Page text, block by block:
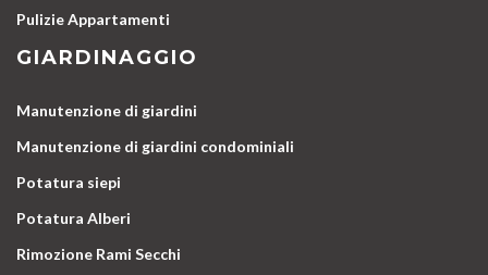
Pulizie Appartamenti
GIARDINAGGIO
Manutenzione di giardini
Manutenzione di giardini condominiali
Potatura siepi
Potatura Alberi
Rimozione Rami Secchi